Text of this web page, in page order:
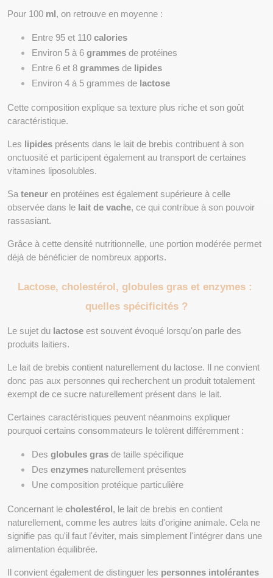
Pour 100 ml , on retrouve en moyenne :
Entre 95 et 110 calories
Environ 5 à 6 grammes de protéines
Entre 6 et 8 grammes de lipides
Environ 4 à 5 grammes de lactose
Cette composition explique sa texture plus riche et son goût
caractéristique.
Les lipides présents dans le lait de brebis contribuent à son
onctuosité et participent également au transport de certaines
vitamines liposolubles.
Sa teneur en protéines est également supérieure à celle
observée dans le lait de vache, ce qui contribue à son pouvoir
rassasiant.
Grâce à cette densité nutritionnelle, une portion modérée permet
déjà de bénéficier de nombreux apports.
Lactose, cholestérol, globules gras et enzymes :
quelles spécificités ?
Le sujet du lactose est souvent évoqué lorsqu'on parle des
produits laitiers.
Le lait de brebis contient naturellement du lactose. Il ne convient
donc pas aux personnes qui recherchent un produit totalement
exempt de ce sucre naturellement présent dans le lait.
Certaines caractéristiques peuvent néanmoins expliquer
pourquoi certains consommateurs le tolèrent différemment :
Des globules gras de taille spécifique
Des enzymes naturellement présentes
Une composition protéique particulière
Concernant le cholestérol , le lait de brebis en contient
naturellement, comme les autres laits d'origine animale. Cela ne
signifie pas qu'il faut l'éviter, mais simplement l'intégrer dans une
alimentation équilibrée.
Il convient également de distinguer les personnes intolérantes